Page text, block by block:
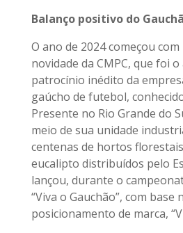
Balanço positivo do
O ano de 2024 começou
novidade da CMPC, que foi
patrocínio inédito da
gaúcho de futebol,
Presente no Rio Grande do
meio de sua unidade
centenas de hortos
eucalipto distribuídos pelo
lançou, durante o
“Viva o Gauchão”, com base
posicionamento de marca,